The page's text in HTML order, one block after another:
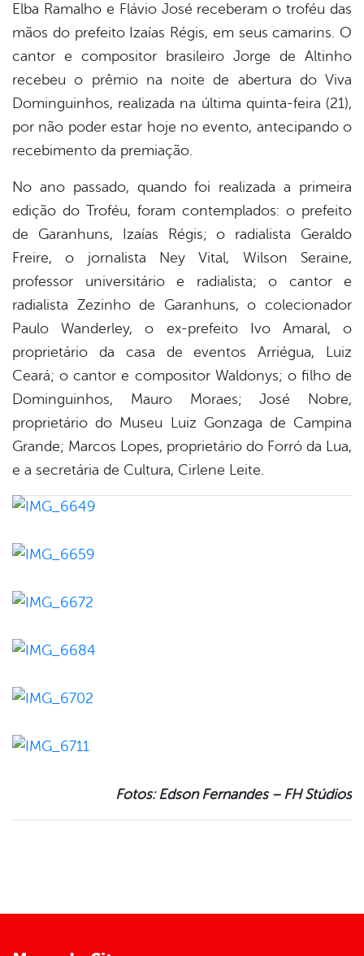
Elba Ramalho e Flávio José receberam o troféu das
mãos do prefeito Izaías Régis, em seus camarins. O
cantor e compositor brasileiro Jorge de Altinho
recebeu o prêmio na noite de abertura do Viva
Dominguinhos, realizada na última quinta-feira (21),
por não poder estar hoje no evento, antecipando o
recebimento da premiação.
No ano passado, quando foi realizada a primeira
edição do Troféu, foram contemplados: o prefeito
de Garanhuns, Izaías Régis; o radialista Geraldo
Freire, o jornalista Ney Vital, Wilson Seraine,
professor universitário e radialista; o cantor e
radialista Zezinho de Garanhuns, o colecionador
Paulo Wanderley, o ex-prefeito Ivo Amaral, o
proprietário da casa de eventos Arriégua, Luiz
Ceará; o cantor e compositor Waldonys; o filho de
Dominguinhos, Mauro Moraes; José Nobre,
proprietário do Museu Luiz Gonzaga de Campina
Grande; Marcos Lopes, proprietário do Forró da Lua,
e a secretária de Cultura, Cirlene Leite.
Fotos: Edson Fernandes – FH Stúdios